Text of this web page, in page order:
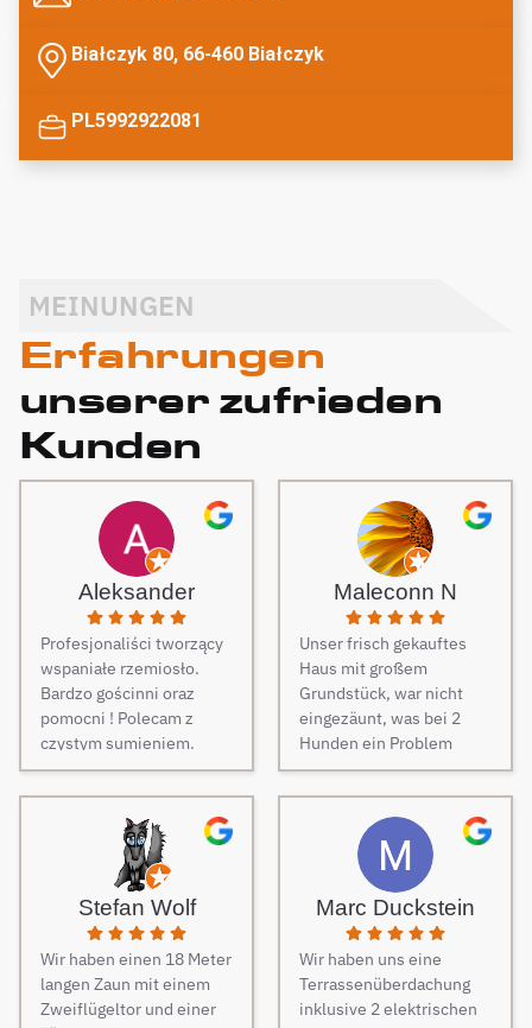
Białczyk 80, 66-460 Białczyk
PL5992922081
Erfahrungen
unserer zufrieden
Kunden
MEINUNGEN
Aleksander
Profesjonaliści tworzący
wspaniałe rzemiosło.
Bardzo gościnni oraz
pomocni ! Polecam z
czystym sumieniem.
Maleconn N
Unser frisch gekauftes
Haus mit großem
Grundstück, war nicht
eingezäunt, was bei 2
Hunden ein Problem
darstellt. Daher musste
dringend und schnell ein
Zaun her. Auf Empfehlung
von Freunden haben wir
unseren Zaun bei Berg
Zäune beauftragt und es
keine Sekunde bereut.
Dieser Tipp war wirklich
Gold wert! Von Angebot
bis zur Fertigstellung des
Zauns, verlief alles
Stefan Wolf
Wir haben einen 18 Meter
langen Zaun mit einem
Zweiflügeltor und einer
Marc Duckstein
Wir haben uns eine
Terrassenüberdachung
inklusive 2 elektrischen